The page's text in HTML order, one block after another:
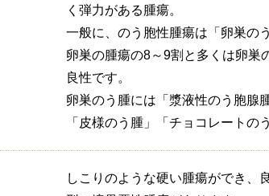
く弾力がある腫瘍。
一般に、のう胞性腫瘍は「卵巣の
卵巣の腫瘍の8～9割と多くは卵巣
良性です。
卵巣のう腫には「漿液性のう胞腺
「皮様のう腫」「チョコレートの
しこりのような硬い腫瘍ができ、